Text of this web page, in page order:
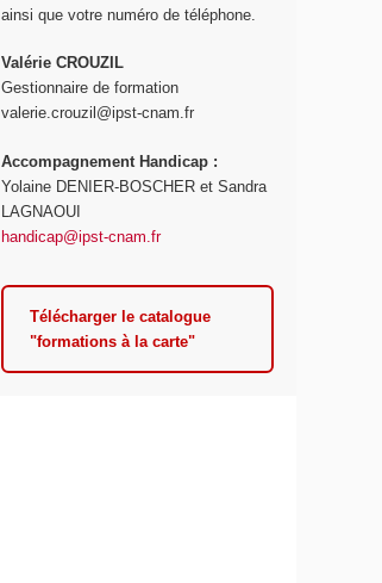
ainsi que votre numéro de téléphone.
Valérie CROUZIL
Gestionnaire de formation
valerie.crouzil@ipst-cnam.fr
Accompagnement Handicap :
Yolaine DENIER-BOSCHER et Sandra
LAGNAOUI
handicap@ipst-cnam.fr
Télécharger le catalogue
"formations à la carte"